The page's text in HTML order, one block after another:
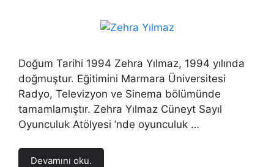
Doğum Tarihi 1994 Zehra Yılmaz, 1994 yılında
doğmuştur. Eğitimini Marmara Üniversitesi
Radyo, Televizyon ve Sinema bölümünde
tamamlamıştır. Zehra Yılmaz Cüneyt Sayıl
Oyunculuk Atölyesi ’nde oyunculuk …
Devamını oku.